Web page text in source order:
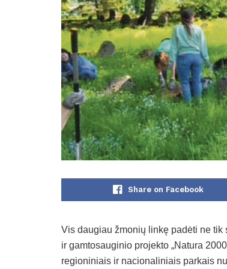
Share on Facebook
Vis daugiau žmonių linkę padėti ne tik
ir gamtosauginio projekto „Natura
regioniniais ir nacionaliniais parkais